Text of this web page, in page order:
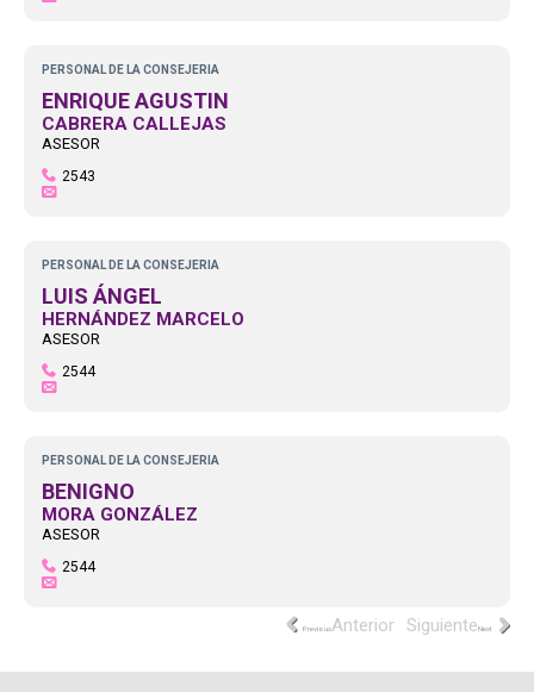
PERSONAL DE LA CONSEJERIA
ENRIQUE AGUSTIN
CABRERA CALLEJAS
ASESOR
2543
PERSONAL DE LA CONSEJERIA
LUIS ÁNGEL
HERNÁNDEZ MARCELO
ASESOR
2544
PERSONAL DE LA CONSEJERIA
BENIGNO
MORA GONZÁLEZ
ASESOR
2544
Previous Next